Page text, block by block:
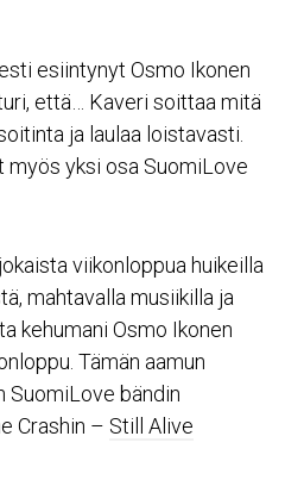
esiintynyt Osmo Ikonen
että… Kaveri soittaa mitä
ja laulaa loistavasti.
myös yksi osa SuomiLove
viikonloppua huikeilla
mahtavalla musiikilla ja
kehumani Osmo Ikonen
Tämän aamun
SuomiLove bändin
Crashin – Still Alive